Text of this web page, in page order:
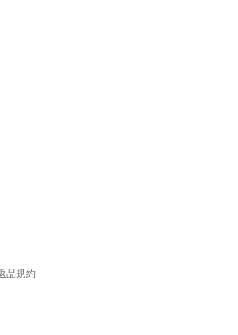
品規約